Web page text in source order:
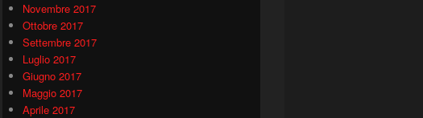
Novembre 2017
Ottobre 2017
Settembre 2017
Luglio 2017
Giugno 2017
Maggio 2017
Aprile 2017